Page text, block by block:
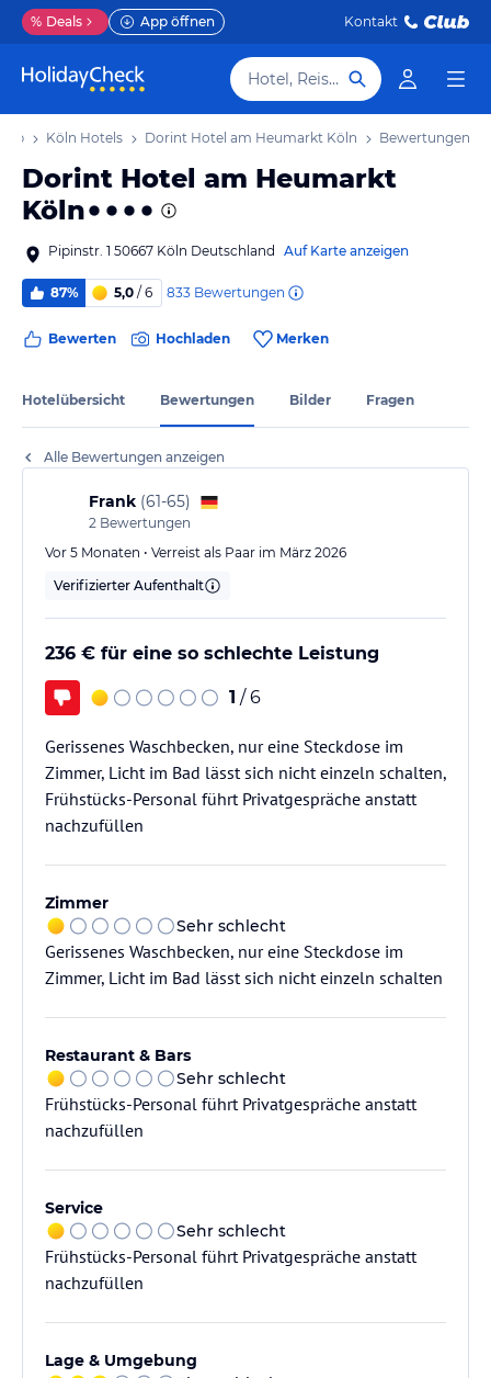
% Deals App öffnen Kontakt
Hotel, Reiseziel
Köln Hotels Dorint Hotel am Heumarkt Köln Bewertungen
Dorint Hotel am Heumarkt
Köln
Pipinstr. 1 50667 Köln Deutschland Auf Karte anzeigen
87% 5,0 / 6 833 Bewertungen
Bewerten Hochladen Merken
Hotelübersicht Bewertungen Bilder Fragen
Alle Bewertungen anzeigen
Frank (61-65)
2 Bewertungen
Vor 5 Monaten • Verreist als Paar im März 2026
Verifizierter Aufenthalt
236 € für eine so schlechte Leistung
1 / 6
Gerissenes Waschbecken, nur eine Steckdose im
Zimmer, Licht im Bad lässt sich nicht einzeln schalten,
Frühstücks-Personal führt Privatgespräche anstatt
nachzufüllen
Zimmer
Sehr schlecht
Gerissenes Waschbecken, nur eine Steckdose im
Zimmer, Licht im Bad lässt sich nicht einzeln schalten
Restaurant & Bars
Sehr schlecht
Frühstücks-Personal führt Privatgespräche anstatt
nachzufüllen
Service
Sehr schlecht
Frühstücks-Personal führt Privatgespräche anstatt
nachzufüllen
Lage & Umgebung